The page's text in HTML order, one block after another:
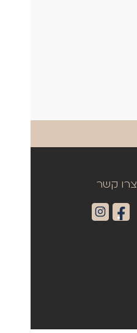
צרו קשר